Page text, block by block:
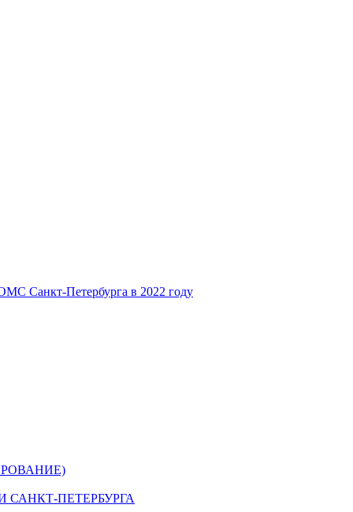
Санкт-Петербурга в 2022 году
ПЕТЕРБУРГА